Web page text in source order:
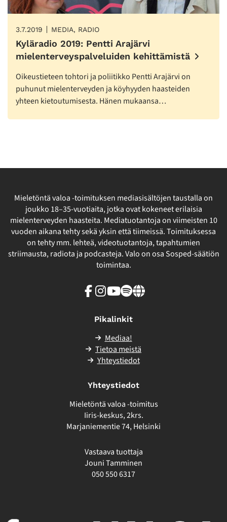
3.7.2019 MEDIA, RADIO
Kyläradio 2019: Pentti Arajärvi
mielenterveyspalveluiden kehittämistä
Oikeustieteen tohtori ja poliitikko Pentti Arajärvi on
puhunut mielenterveyden ja köyhyyden haasteiden
yhteen kietoutumisesta. Hänen mukaansa…
Mieletöntä valoa -toimituksen mediasisältöjen taustalla on
joukko 18–35-vuotiaita, jotka ovat kokeneet erilaisia
mielenterveyden haasteita. Mediatuotantoja on viimeisten 10
vuoden aikana tehty sekä yksin että tiimeissä. Toimituksessa
on tehty mm. lehteä, videotuotantoja, tapahtumien
striimausta, radiota ja podcasteja. Valo on osa Sosped-säätiön
toimintaa.
Facebook
Instagram
Youtube
SpotifyLinkki
Pikalinkit
Mediaa!
Tietoa meistä
Yhteystiedot
Yhteystiedot
Mieletöntä valoa -toimitus
Iiris-keskus, 2krs.
Marjaniementie 74, Helsinki
Vastaava tuottaja
Jouni Tamminen
050 550 6317